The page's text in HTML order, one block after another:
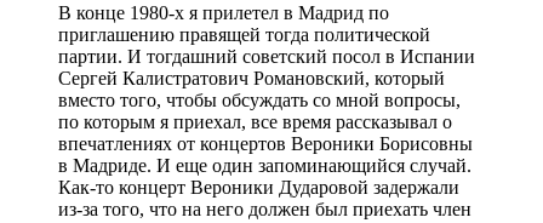
В конце 1980-х я прилетел в Мадрид по
приглашению правящей тогда политической
партии. И тогдашний советский посол в Испании
Сергей Калистратович Романовский, который
вместо того, чтобы обсуждать со мной вопросы,
по которым я приехал, все время рассказывал о
впечатлениях от концертов Вероники Борисовны
в Мадриде. И еще один запоминающийся случай.
Как-то концерт Вероники Дударовой задержали
из-за того, что на него должен был приехать член